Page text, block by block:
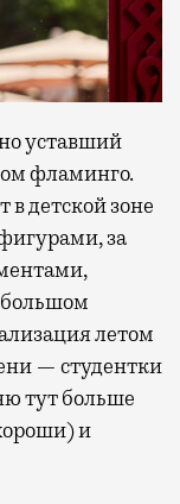
уставший
фламинго.
в детской зоне
за
большом
летом
— студентки
тут больше
и